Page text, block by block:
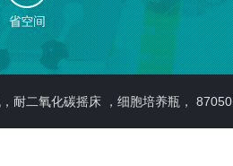
耐二氧化碳摇床 ，细胞培养瓶， 87050